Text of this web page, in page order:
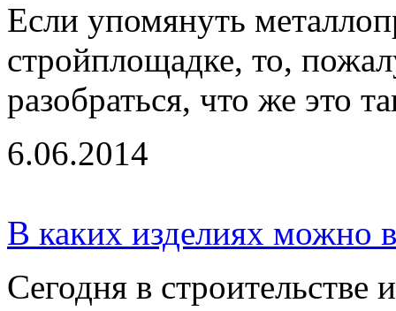
Если упомянуть
стройплощадке, то,
разобраться, что же это
6.06.2014
В каких изделиях можно
Сегодня в строительстве